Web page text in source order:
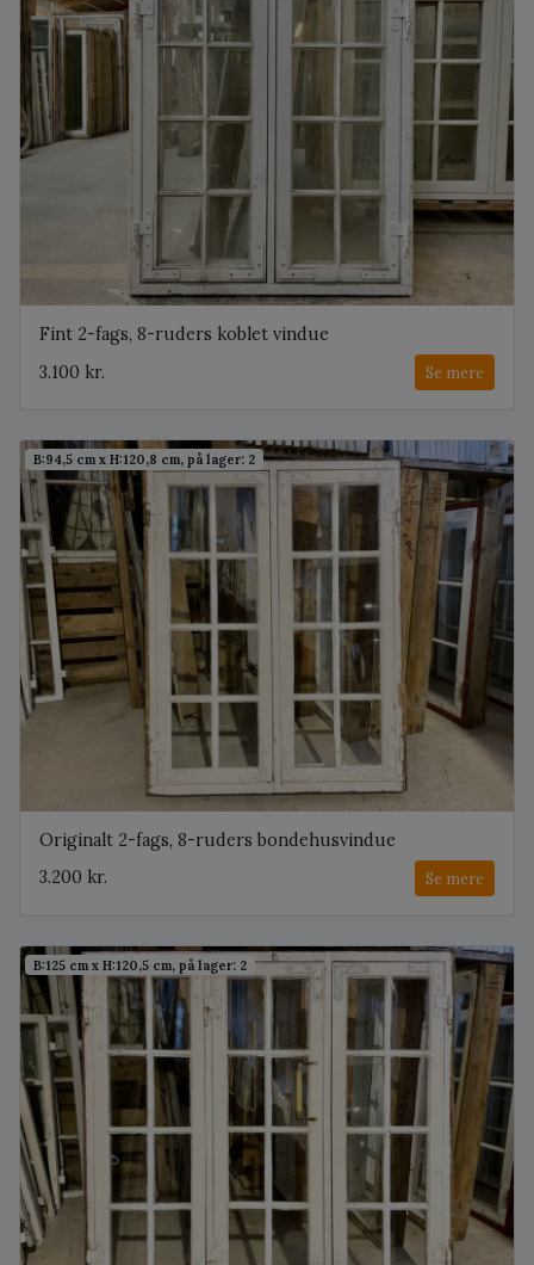
Fint 2-fags, 8-ruders koblet vindue
3.100 kr.
Se mere
B:94,5 cm x H:120,8 cm, på lager: 2
Originalt 2-fags, 8-ruders bondehusvindue
3.200 kr.
Se mere
B:125 cm x H:120,5 cm, på lager: 2